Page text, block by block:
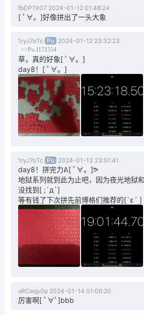
fbDP1X07 2024-01-12 01:48:24
[ ﾟ∀。]好像拼出了一头大象
1ryJ7oTc Po 2024-01-12 23:32:23
>>Po.1171554
草，真的好象[ ﾟ∀。]
day8！[ ﾟ∀。]
1ryJ7oTc Po 2024-01-13 23:51:41
day8！拼完力ᕕ[ ﾟ∀。]ᕗ
地狱系列就到此为止吧，因为夜光地狱
没找到[ ;´д`]
等有钱了下次拼先前博格们推荐的[`ε´ ]
xRCeqy0p 2024-01-14 01:06:20
厉害啊[ ﾟ∀ﾟ]bbb